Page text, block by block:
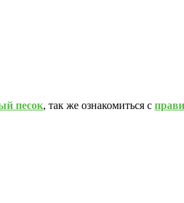
песок, так же ознакомиться с